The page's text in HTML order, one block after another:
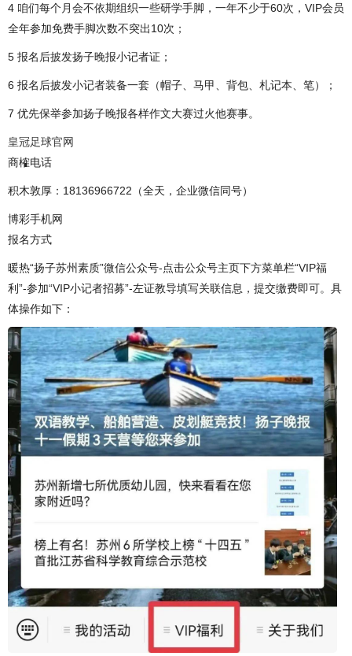
4 咱们每个月会不依期组织一些研学手脚，一年不少于60次，VIP会员
全年参加免费手脚次数不突出10次；
5 报名后披发扬子晚报小记者证；
6 报名后披发小记者装备一套（帽子、马甲、背包、札记本、笔）；
7 优先保举参加扬子晚报各样作文大赛过火他赛事。
皇冠足球官网
商榷电话
积木敦厚：18136966722（全天，企业微信同号）
博彩手机网
报名方式
暖热“扬子苏州素质”微信公众号-点击公众号主页下方菜单栏“VIP福
利”-参加“VIP小记者招募”-左证教导填写关联信息，提交缴费即可。具
体操作如下：